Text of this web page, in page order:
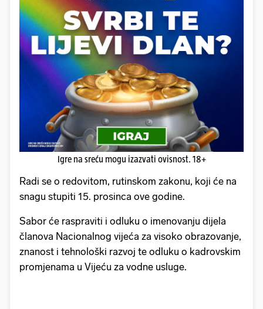
Igre na sreću mogu izazvati ovisnost. 18+
Radi se o redovitom, rutinskom zakonu, koji će na
snagu stupiti 15. prosinca ove godine.
Sabor će raspraviti i odluku o imenovanju dijela
članova Nacionalnog vijeća za visoko obrazovanje,
znanost i tehnološki razvoj te odluku o kadrovskim
promjenama u Vijeću za vodne usluge.